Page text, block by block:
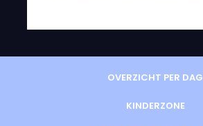
OVERZICHT PER DAG
KINDERZONE